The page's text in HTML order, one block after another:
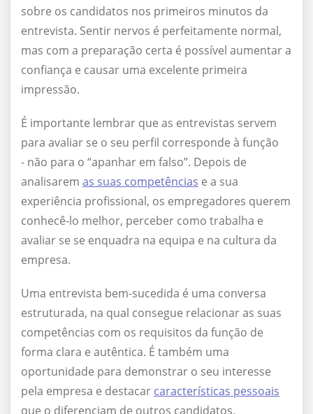
sobre os candidatos nos primeiros minutos da
entrevista. Sentir nervos é perfeitamente normal,
mas com a preparação certa é possível aumentar a
confiança e causar uma excelente primeira
impressão.
É importante lembrar que as entrevistas servem
para avaliar se o seu perfil corresponde à função
- não para o “apanhar em falso”. Depois de
analisarem as suas competências e a sua
experiência profissional, os empregadores querem
conhecê-lo melhor, perceber como trabalha e
avaliar se se enquadra na equipa e na cultura da
empresa.
Uma entrevista bem-sucedida é uma conversa
estruturada, na qual consegue relacionar as suas
competências com os requisitos da função de
forma clara e autêntica. É também uma
oportunidade para demonstrar o seu interesse
pela empresa e destacar características pessoais
que o diferenciam de outros candidatos.